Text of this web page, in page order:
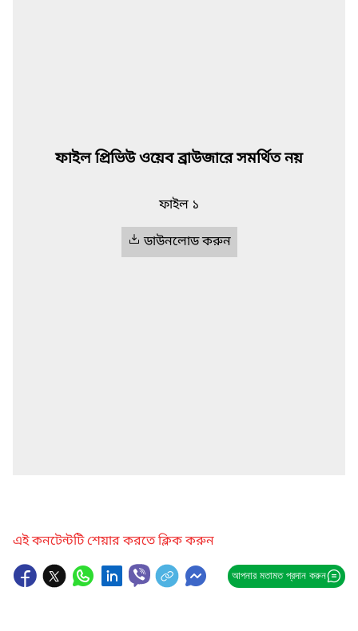
ফাইল প্রিভিউ ওয়েব ব্রাউজারে সমর্থিত নয়
ফাইল ১
ডাউনলোড করুন
এই কনটেন্টটি শেয়ার করতে ক্লিক করুন
আপনার মতামত প্রদান করুন